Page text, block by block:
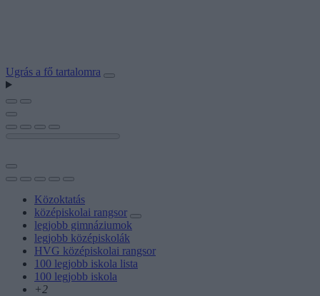
Ugrás a fő tartalomra
Közoktatás
középiskolai rangsor
legjobb gimnáziumok
legjobb középiskolák
HVG középiskolai rangsor
100 legjobb iskola lista
100 legjobb iskola
+2